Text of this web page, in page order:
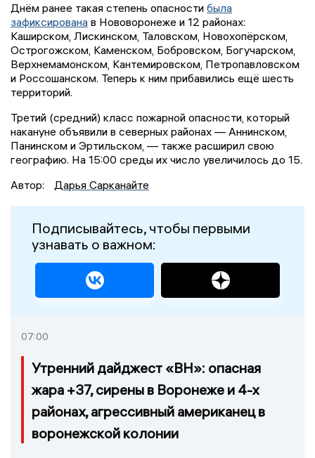
Днём ранее такая степень опасности была
зафиксирована в Нововоронеже и 12 районах:
Каширском, Лискинском, Таловском, Новохопёрском,
Острогожском, Каменском, Бобровском, Богучарском,
Верхнемамонском, Кантемировском, Петропавловском
и Россошанском. Теперь к ним прибавились ещё шесть
территорий.
Третий (средний) класс пожарной опасности, который
накануне объявили в северных районах — Аннинском,
Панинском и Эртильском, — также расширил свою
географию. На 15:00 среды их число увеличилось до 15.
Автор:
Дарья Сарканайте
Подписывайтесь, чтобы первыми
узнавать о важном:
07:00
Утренний дайджест «ВН»: опасная
жара +37, сирены в Воронеже и 4-х
районах, агрессивный американец в
воронежской колонии